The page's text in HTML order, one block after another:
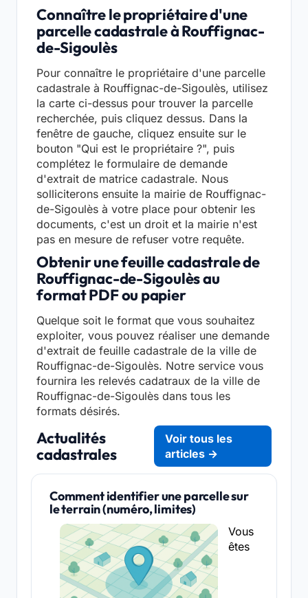
Connaître le propriétaire d'une
parcelle cadastrale à Rouffignac-
de-Sigoulès
Pour connaître le propriétaire d'une parcelle
cadastrale à Rouffignac-de-Sigoulès, utilisez
la carte ci-dessus pour trouver la parcelle
recherchée, puis cliquez dessus. Dans la
fenêtre de gauche, cliquez ensuite sur le
bouton "Qui est le propriétaire ?", puis
complétez le formulaire de demande
d'extrait de matrice cadastrale. Nous
solliciterons ensuite la mairie de Rouffignac-
de-Sigoulès à votre place pour obtenir les
documents, c'est un droit et la mairie n'est
pas en mesure de refuser votre requête.
Obtenir une feuille cadastrale de
Rouffignac-de-Sigoulès au
format PDF ou papier
Quelque soit le format que vous souhaitez
exploiter, vous pouvez réaliser une demande
d'extrait de feuille cadastrale de la ville de
Rouffignac-de-Sigoulès. Notre service vous
fournira les relevés cadatraux de la ville de
Rouffignac-de-Sigoulès dans tous les
formats désirés.
Actualités
cadastrales
Voir tous les
articles →
Comment identifier une parcelle sur
le terrain (numéro, limites)
Vous
êtes